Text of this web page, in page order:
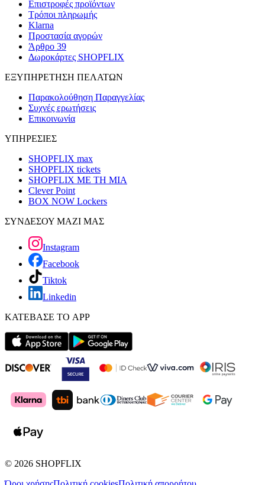
Επιστροφές προϊόντων
Τρόποι πληρωμής
Klarna
Προστασία αγορών
Άρθρο 39
Δωροκάρτες SHOPFLIX
ΕΞΥΠΗΡΕΤΗΣΗ ΠΕΛΑΤΩΝ
Παρακολούθηση Παραγγελίας
Συχνές ερωτήσεις
Επικοινωνία
ΥΠΗΡΕΣΙΕΣ
SHOPFLIX max
SHOPFLIX tickets
SHOPFLIX ΜΕ ΤΗ ΜΙΑ
Clever Point
BOX NOW Lockers
ΣΥΝΔΕΣΟΥ ΜΑΖΙ ΜΑΣ
Instagram
Facebook
Tiktok
Linkedin
ΚΑΤΕΒΑΣΕ ΤΟ APP
© 2026 SHOPFLIX